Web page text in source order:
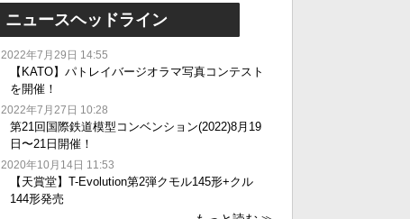
ニュースヘッドライン
2022年7月29日 14:55
【KATO】パトレイバージオラマ写真コンテスト
を開催！
2022年7月27日 10:28
第21回国際鉄道模型コンベンション(2022)8月19
日〜21日開催！
2020年10月14日 11:53
【天賞堂】T-Evolution第2弾クモル145形+クル
144形発売